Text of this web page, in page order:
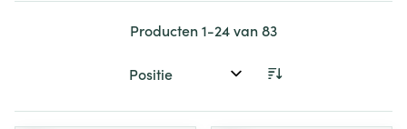
Producten1-24van83
Sorteer op: